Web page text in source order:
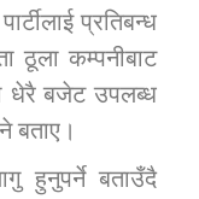
सूचना
प्रतिबन्ध
ठूला कम्पनीबाट
धेरै बजेट उपलब्ध
बताए।
हुनुपर्ने बताउँदै